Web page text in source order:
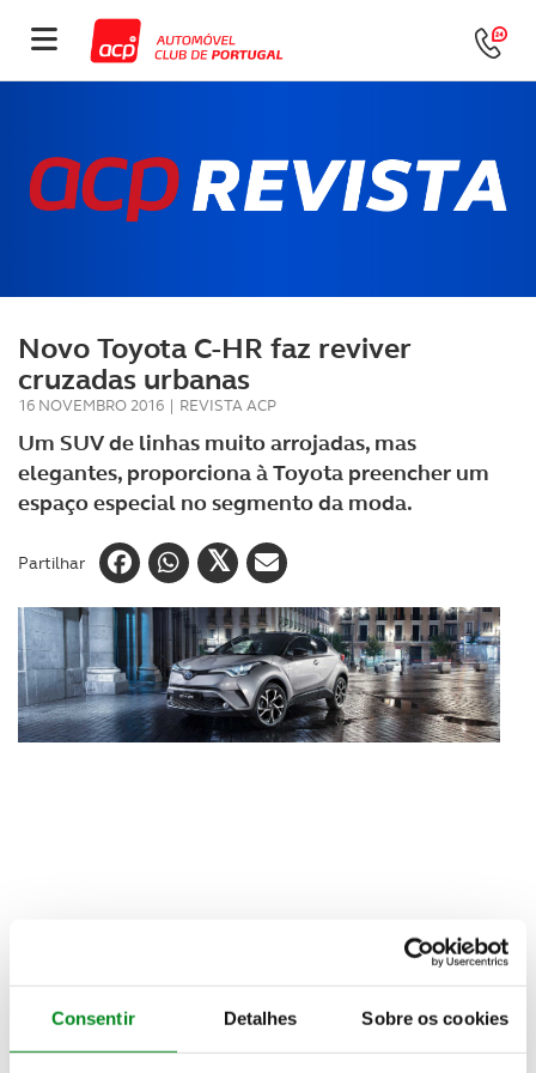
Consentir Detalhes Sobre os cookies
Novo Toyota C-HR faz reviver
cruzadas urbanas
16 NOVEMBRO 2016 | REVISTA ACP
Um SUV de linhas muito arrojadas, mas
elegantes, proporciona à Toyota preencher um
espaço especial no segmento da moda.
Partilhar
Dotado de um design crossover escultural, o Toyota
desafiando conceitos que se dividem entre o
charme de um automóvel cativante e o
conhecimento das mais recentes tecnologias da